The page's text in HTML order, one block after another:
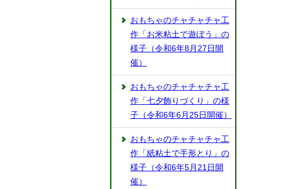
おもちゃのチャチャチャ工
作「お米粘土で遊ぼう」の
様子（令和6年8月27日開
催）
おもちゃのチャチャチャ工
作「七夕飾りづくり」の様
子（令和6年6月25日開催）
おもちゃのチャチャチャ工
作「紙粘土で手形とり」の
様子（令和6年5月21日開
催）